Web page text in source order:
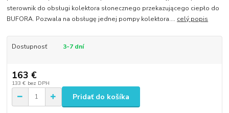
sterownik do obsługi kolektora słonecznego przekazującego ciepło do
BUFORA. Pozwala na obsługę jednej pompy kolektora.... celý popis
Dostupnosť 3-7 dní
163 €
133 € bez DPH
Pridať do košíka